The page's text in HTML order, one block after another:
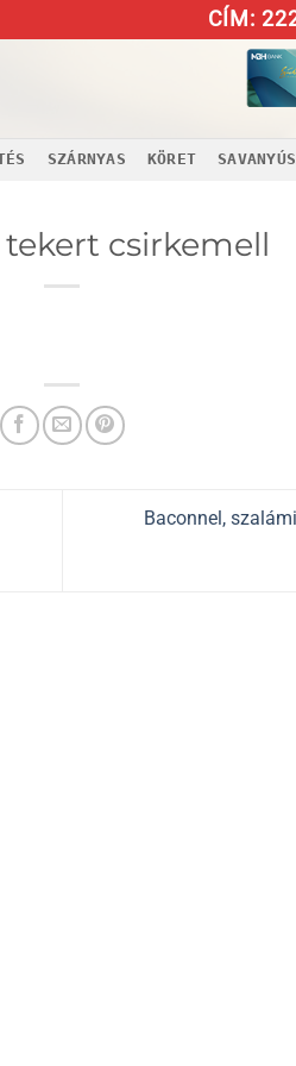
CÍM:
SZÁRNYAS KÖRET
csirkemell
Baconnel,